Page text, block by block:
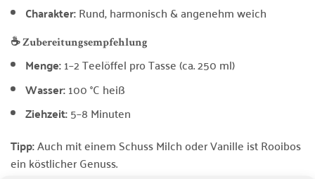
Charakter:Rund, harmonisch & angenehm weich
☕ Zubereitungsempfehlung
Menge:1–2 Teelöffel pro Tasse (ca. 250 ml)
Wasser:100 °C heiß
Ziehzeit:5–8 Minuten
Tipp:Auch mit einem Schuss Milch oder Vanille ist Rooibos
ein köstlicher Genuss.